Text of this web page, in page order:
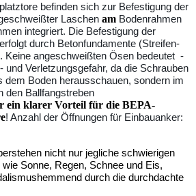
befinden sich zur Befestigung der
Laschen am Bodenrahmen
integriert. Die Befestigung der
durch Betonfundamente (Streifen-
Keine angeschweißten Ösen bedeutet -
und Verletzungsgefahr, da die Schrauben
dem Boden herausschauen, sondern im
den Ballfangstreben
ein klarer Vorteil für die BEPA-
! Anzahl der Öffnungen für Einbauanker:
nicht nur jegliche schwierigen
Sonne, Regen, Schnee und Eis,
durch die durchdachte